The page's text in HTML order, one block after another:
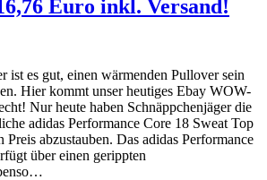
Euro inkl. Versand!
ist es gut, einen wärmenden Pullover sein
Hier kommt unser heutiges Ebay WOW-
Nur heute haben Schnäppchenjäger die
adidas Performance Core 18 Sweat Top
abzustauben. Das adidas Performance
über einen gerippten